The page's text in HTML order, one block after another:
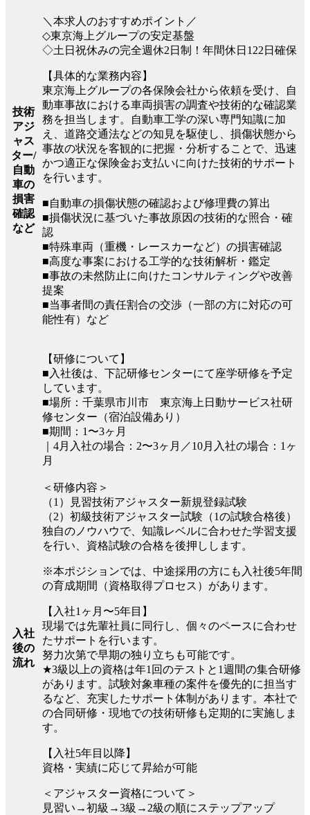
技術
アジ
ャス
ター/
自動
車の
損害
確認
など
＼本求人のおすすめポイント／
◇東京海上グループの安定基盤
◇土日祝休みの完全週休2日制！年間休日122日確保
【具体的な業務内容】
東京海上グループの各保険会社から依頼を受け、自
動車事故における車両損害の調査や技術的な確認業
務を担当します。自動車工学の深い専門知識に加
え、道路交通法などの知見を駆使し、損傷状態から
事故の状況を客観的に把握・分析することで、迅速
かつ適正な保険金お支払いに向けた技術的サポート
を行います。
■自動車の損傷状態の確認および修理費の算出
■損傷状況に基づいた事故原因の技術的な照合・確
認
■特殊車両（重機・レースカーなど）の損害確認
■高度な事案における工学的な技術解析・鑑定
■事故の未然防止に向けたコンサルティングや改善
提案
■当事者間の責任割合の交渉（一部の方に対応の可
能性有）など
入社
後の
流れ
【研修について】
■⼊社後は、下記研修センターにて座学研修を予定
しています。
■場所：千葉県市川市 東京海上日動サービス社研
修センター（宿泊設備あり）
■期間：1〜3ヶ月
｜4月入社の場合：2〜3ヶ月／10月入社の場合：1ヶ
月
＜研修内容＞
（1）見習技術アジャスター新規登録試験
（2）初級技術アジャスター試験（1の試験合格後）
独自のノウハウで、知識レベルに合わせた学習支援
を行い、資格試験の合格を後押しします。
※本ポジションでは、中途採用の方にも入社後5年間
の育成期間（資格取得プロセス）があります。
【入社1ヶ月〜5年目】
現場では先輩社員に同行し、個々のペースに合わせ
たサポートを行います。
努力次第で早期の独り立ちも可能です。
★3級以上の資格は年1回のテストと1週間の集合研修
があります。試験対象車種の案件を優先的に担当す
るなど、充実したサポート体制があります。本社で
の合同研修・現地での技術研修も定期的に実施しま
す。
【入社5年目以降】
資格・実績に応じて昇給が可能
＜アジャスター資格について＞
見習い→初級→3級→2級の順にステップアップ